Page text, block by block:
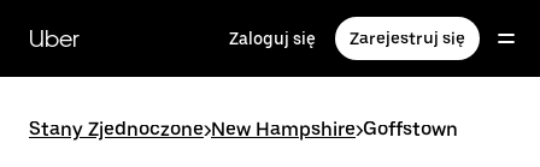
głównej
zawartości
Uber Zaloguj się Zarejestruj się
Stany Zjednoczone>New Hampshire>Goffstown